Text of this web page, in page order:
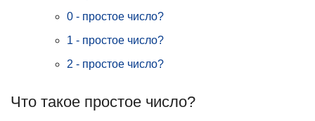
0 - простое число?
1 - простое число?
2 - простое число?
Что такое простое число?